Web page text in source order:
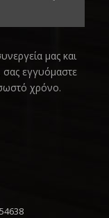
μας και
σας εγγυόμαστε
χρόνο.